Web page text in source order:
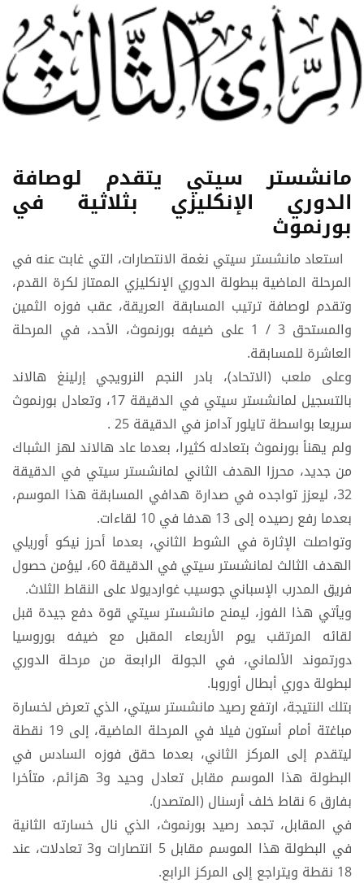
مانشستر سيتي يتقدم لوصافة
الدوري الإنكليزي بثلاثية في
بورنموث
استعاد مانشستر سيتي نغمة الانتصارات، التي غابت عنه في
المرحلة الماضية ببطولة الدوري الإنكليزي الممتاز لكرة القدم،
وتقدم لوصافة ترتيب المسابقة العريقة، عقب فوزه الثمين
والمستحق 3 / 1 على ضيفه بورنموث، الأحد، في المرحلة
العاشرة للمسابقة.
وعلى ملعب (الاتحاد)، بادر النجم النرويجي إرلينغ هالاند
بالتسجيل لمانشستر سيتي في الدقيقة 17، وتعادل بورنموث
سريعا بواسطة تايلور آدامز في الدقيقة 25 .
ولم يهنأ بورنموث بتعادله كثيرا، بعدما عاد هالاند لهز الشباك
من جديد، محرزا الهدف الثاني لمانشستر سيتي في الدقيقة
32، ليعزز تواجده في صدارة هدافي المسابقة هذا الموسم،
بعدما رفع رصيده إلى 13 هدفا في 10 لقاءات.
وتواصلت الإثارة في الشوط الثاني، بعدما أحرز نيكو أوريلي
الهدف الثالث لمانشستر سيتي في الدقيقة 60، ليؤمن حصول
فريق المدرب الإسباني جوسيب غوارديولا على النقاط الثلاث.
ويأتي هذا الفوز، ليمنح مانشستر سيتي قوة دفع جيدة قبل
لقائه المرتقب يوم الأربعاء المقبل مع ضيفه بوروسيا
دورتموند الألماني، في الجولة الرابعة من مرحلة الدوري
لبطولة دوري أبطال أوروبا.
بتلك النتيجة، ارتفع رصيد مانشستر سيتي، الذي تعرض لخسارة
مباغتة أمام أستون فيلا في المرحلة الماضية، إلى 19 نقطة
ليتقدم إلى المركز الثاني، بعدما حقق فوزه السادس في
البطولة هذا الموسم مقابل تعادل وحيد و3 هزائم، متأخرا
بفارق 6 نقاط خلف أرسنال (المتصدر).
في المقابل، تجمد رصيد بورنموث، الذي نال خسارته الثانية
في البطولة هذا الموسم مقابل 5 انتصارات و3 تعادلات، عند
18 نقطة ويتراجع إلى المركز الرابع.